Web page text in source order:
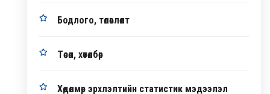
Бодлого, төлөвлөлт
Төсөл, хөтөлбөр
Хөдөлмөр эрхлэлтийн статистик мэдээлэл